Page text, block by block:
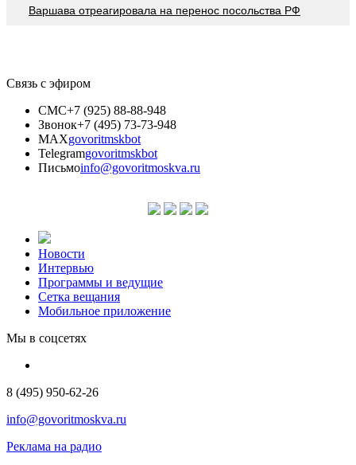
Варшава отреагировала на перенос посольства РФ
Связь с эфиром
СМС+7 (925) 88-88-948
Звонок+7 (495) 73-73-948
MAXgovoritmskbot
Telegramgovoritmskbot
Письмоinfo@govoritmoskva.ru
Новости
Интервью
Программы и ведущие
Сетка вещания
Мобильное приложение
Мы в соцсетях
8 (495) 950-62-26
info@govoritmoskva.ru
Реклама на радио